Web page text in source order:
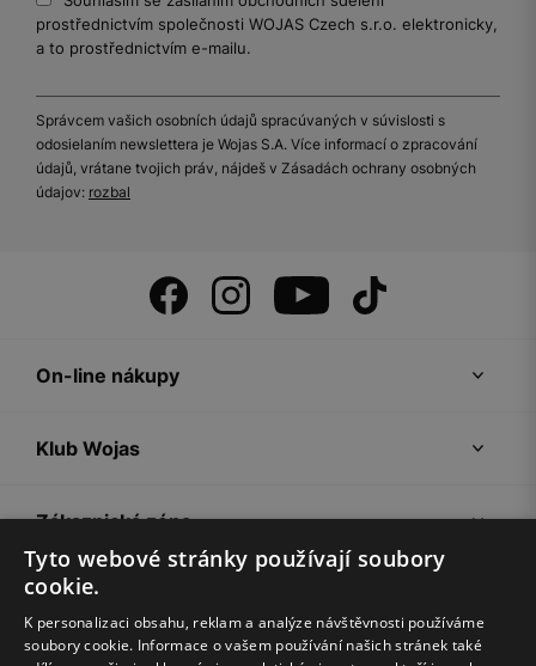
prostřednictvím společnosti WOJAS Czech s.r.o. elektronicky,
a to prostřednictvím e-mailu.
Správcem vašich osobních údajů spracúvaných v súvislosti s
odosielaním newslettera je Wojas S.A. Více informací o zpracování
údajů, vrátane tvojich práv, nájdeš v Zásadách ochrany osobných
údajov: rozbal
On-line nákupy
Klub Wojas
Zákaznická zóna
Společnost Wojas
Tyto webové stránky používají soubory
cookie.
K personalizaci obsahu, reklam a analýze návštěvnosti používáme
soubory cookie. Informace o vašem používání našich stránek také